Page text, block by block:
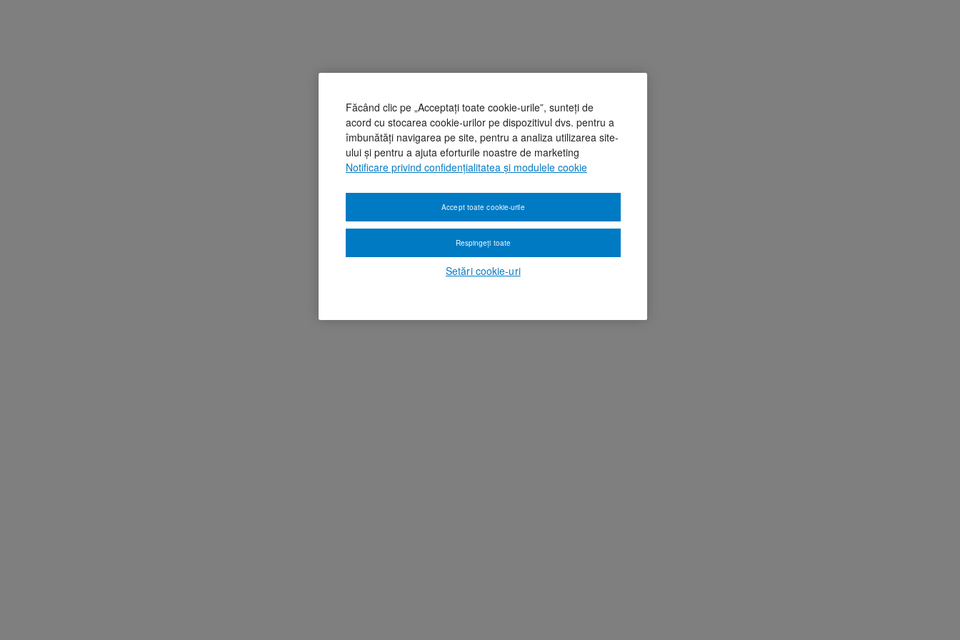
Făcând clic pe „Acceptați toate cookie-urile”, sunteți de
acord cu stocarea cookie-urilor pe dispozitivul dvs. pentru a
îmbunătăți navigarea pe site, pentru a analiza utilizarea site-
ului și pentru a ajuta eforturile noastre de marketing
Notificare privind confidențialitatea și modulele cookie
Setări cookie-uri
Respingeți toate
Accept toate cookie-urile